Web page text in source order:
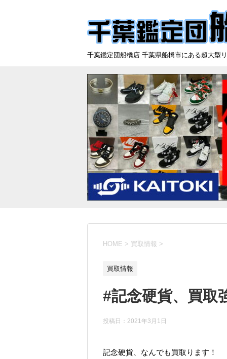
千葉鑑定団船橋店 千葉県船橋市にある超大
HOME > 買取情報 >
買取情報
#記念硬貨、買取
投稿日： 2021年3月1日
記念硬貨、なんでも買取ります！